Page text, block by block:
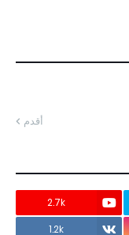
أقدم
2.7k
1.2k